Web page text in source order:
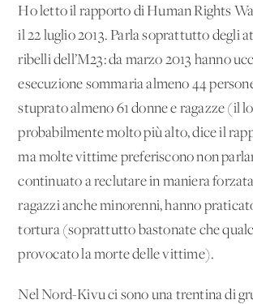
Ho letto il rapporto di Human Rights
il 22 luglio 2013. Parla soprattutto degli
ribelli dell’M23: da marzo 2013 hanno
esecuzione sommaria almeno 44
stuprato almeno 61 donne e ragazze (il
probabilmente molto più alto, dice il
ma molte vittime preferiscono non
continuato a reclutare in maniera
ragazzi anche minorenni, hanno
tortura (soprattutto bastonate che
provocato la morte delle vittime).
Nel Nord-Kivu ci sono una trentina di